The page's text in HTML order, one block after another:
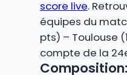
score live.
équipes du
pts) – Toulouse
compte de la